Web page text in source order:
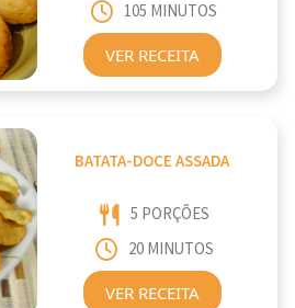
105 MINUTOS
VER RECEITA
BATATA-DOCE ASSADA
5 PORÇÕES
20 MINUTOS
VER RECEITA